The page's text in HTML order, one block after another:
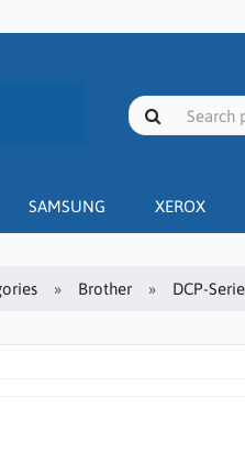
SAMSUNG XEROX
Brother DCP-